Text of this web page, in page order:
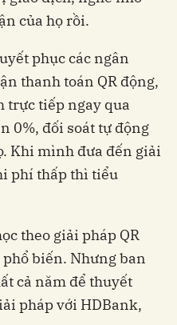
của họ rồi.
phục các ngân
thanh toán QR động,
trực tiếp ngay qua
0%, đối soát tự động
Khi mình đưa đến giải
phí thấp thì tiểu
theo giải pháp QR
biến. Nhưng ban
cả năm để thuyết
pháp với HDBank,